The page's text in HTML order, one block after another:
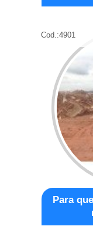
Cod.:4901
Para